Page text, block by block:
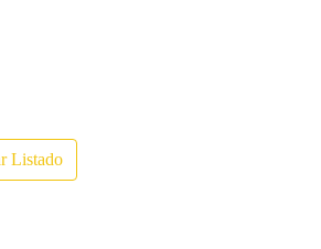
Listado